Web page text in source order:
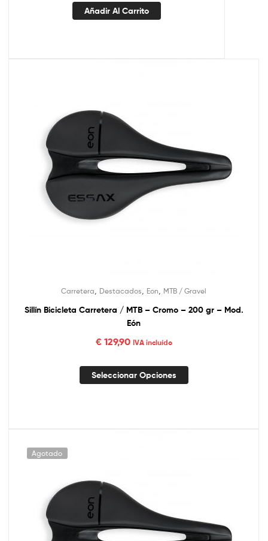
Añadir Al Carrito
Carretera Destacados Eon MTB / Gravel
Sillín Bicicleta Carretera / MTB – Cromo – 200 gr – Mod.
Eón
€129,90 IVA incluído
Seleccionar Opciones
Agotado